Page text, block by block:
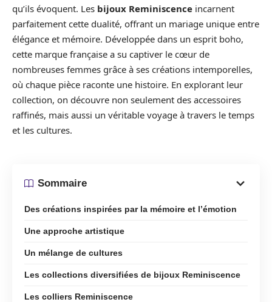
qu’ils évoquent. Les bijoux Reminiscence incarnent
parfaitement cette dualité, offrant un mariage unique entre
élégance et mémoire. Développée dans un esprit boho,
cette marque française a su captiver le cœur de
nombreuses femmes grâce à ses créations intemporelles,
où chaque pièce raconte une histoire. En explorant leur
collection, on découvre non seulement des accessoires
raffinés, mais aussi un véritable voyage à travers le temps
et les cultures.
Sommaire
Des créations inspirées par la mémoire et l’émotion
Une approche artistique
Un mélange de cultures
Les collections diversifiées de bijoux Reminiscence
Les colliers Reminiscence